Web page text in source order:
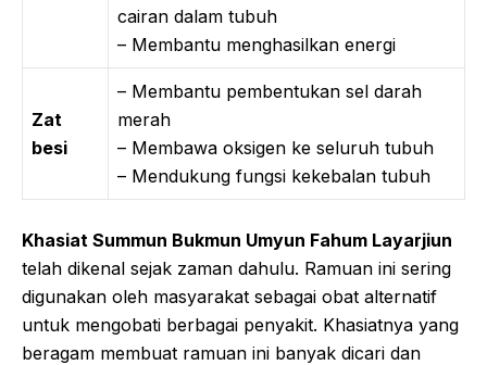
cairan dalam tubuh
– Membantu menghasilkan energi
Zat
besi
– Membantu pembentukan sel darah
merah
– Membawa oksigen ke seluruh tubuh
– Mendukung fungsi kekebalan tubuh
Khasiat Summun Bukmun Umyun Fahum Layarjiun
telah dikenal sejak zaman dahulu. Ramuan ini sering
digunakan oleh masyarakat sebagai obat alternatif
untuk mengobati berbagai penyakit. Khasiatnya yang
beragam membuat ramuan ini banyak dicari dan